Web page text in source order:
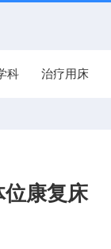
科 治疗用床
康复床